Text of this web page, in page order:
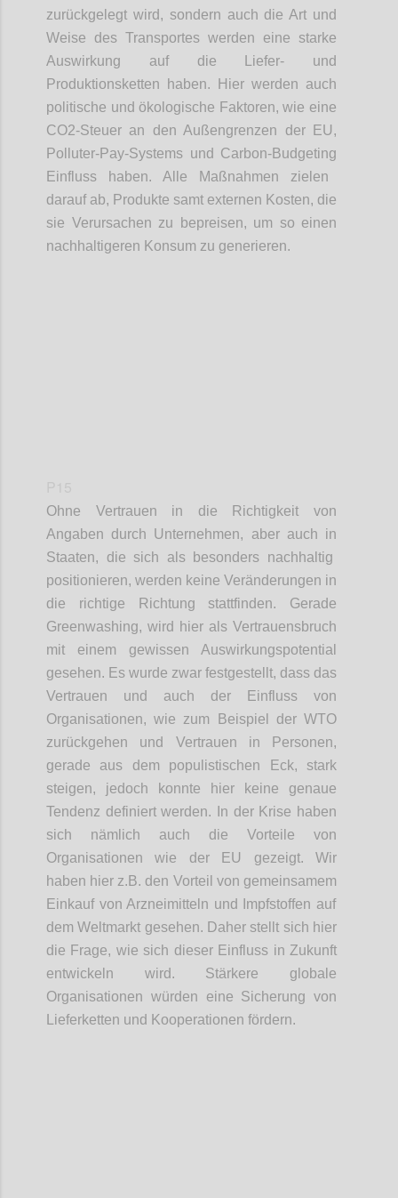
zurückgelegt wird, sondern auch die Art und
Weise des Transportes werden eine starke
Auswirkung auf die Liefer- und
Produktionsketten haben. Hier werden auch
politische und ökologische Faktoren, wie eine
CO2-Steuer an den Außengrenzen der EU,
Polluter-Pay-Systems und Carbon-Budgeting
Einfluss
haben. Alle Maßnahmen zielen
daraufab, Produkte samt externen Kosten, die
sie Verursachen zu
bepreisen, um so einen
nachhaltigeren Konsum zu generieren.
Ohne Vertrauen in die Richtigkeit von
Angaben durch Unternehmen, aber auch in
Staaten, die sich als besonders nachhaltig
positionieren, werden keine Veränderungen in
die richtige Richtung stattfinden. Gerade
Greenwashing, wird hier als Vertrauensbruch
mit einem gewissen Auswirkungspotential
gesehen. Es wurde zwar festgestellt, dass das
Vertrauen und auch der Einfluss von
Organisationen, wie zum Beispiel der WTO
zurückgehen und Vertrauen in Personen,
gerade aus dem populistischen Eck, stark
steigen, jedoch konnte hier keine genaue
Tendenz definiert werden. In der Krise haben
sich nämlich auch die Vorteile von
Organisationen wie der EU gezeigt.Wir
haben hier z.B. den Vorteil von gemeinsamem
Einkaufvon Arzneimittel n und Impfstoffen auf
dem Weltmarkt gesehen. Daher stellt sich hier
die Frage, wie sich dieser Einfluss in Zukunft
entwickeln wird. Stärkere globale
Organisationen würden eine Sicherung von
Lieferketten und Kooperationen fördern.